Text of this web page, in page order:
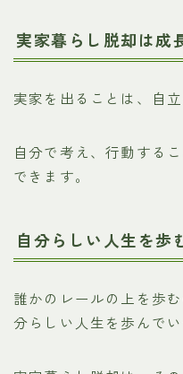
実家暮らし脱却は成
実家を出ることは、自立
自分で考え、行動する
できます。
自分らしい人生を歩
誰かのレールの上を歩
分らしい人生を歩んでい